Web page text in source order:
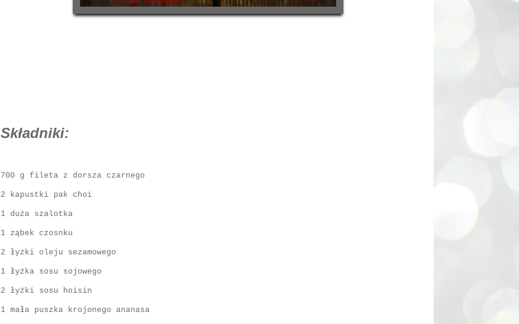
Składniki:
700 g fileta z dorsza czarnego
2 kapustki pak choi
1 duża szalotka
1 ząbek czosnku
2 łyżki oleju sezamowego
1 łyżka sosu sojowego
2 łyżki sosu hoisin
1 mała puszka krojonego ananasa